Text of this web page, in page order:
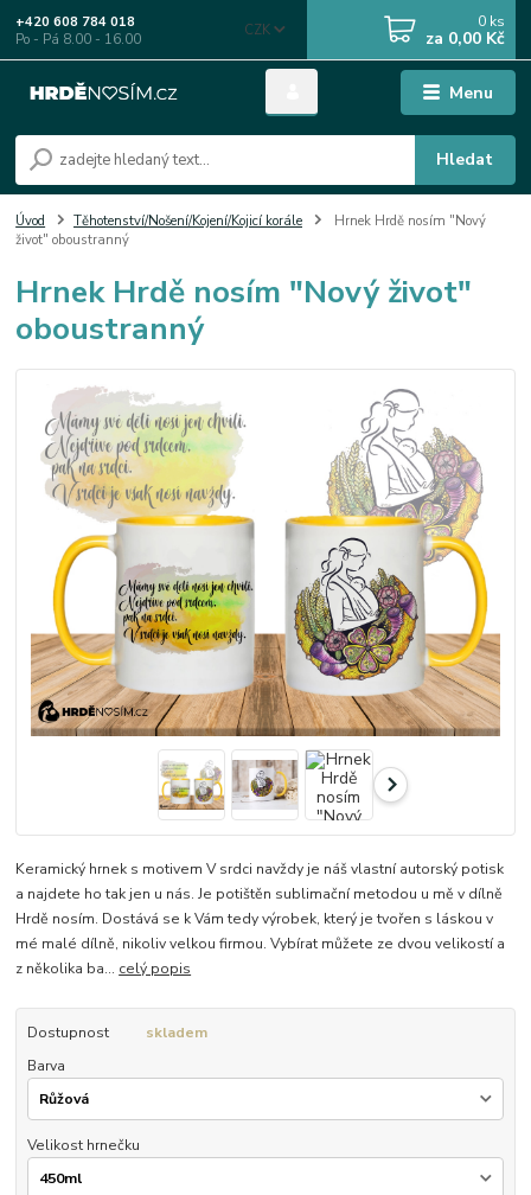
Menu
CZK
Hledat
+420 608 784 018
Po - Pá 8.00 - 16.00
0 ks
za 0,00 Kč
Úvod Těhotenství/Nošení/Kojení/Kojicí korále
Hrnek Hrdě nosím "Nový
život" oboustranný
Hrnek Hrdě nosím "Nový život"
oboustranný
Keramický hrnek s motivem V srdci navždy je náš vlastní autorský potisk
a najdete ho tak jen u nás. Je potištěn sublimační metodou u mě v dílně
Hrdě nosím. Dostává se k Vám tedy výrobek, který je tvořen s láskou v
mé malé dílně, nikoliv velkou firmou. Vybírat můžete ze dvou velikostí a
z několika ba... celý popis
Dostupnost
skladem
Barva
Velikost hrnečku